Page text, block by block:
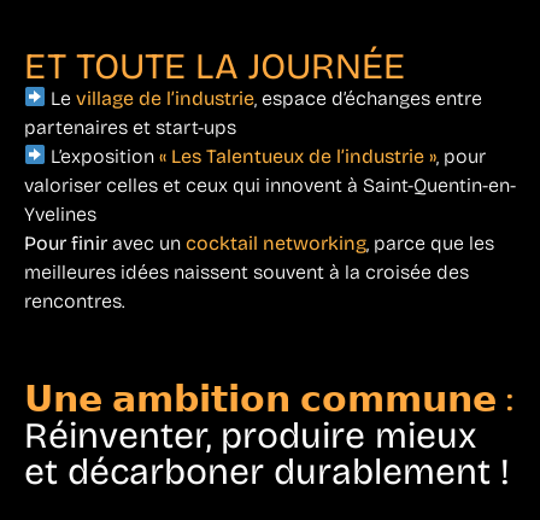
ET TOUTE LA JOURNÉE
Levillage de l’industrie , espace d’échanges entre
partenaires et start-ups
L’exposition« Les Talentueux de l’industrie » , pour
valoriser celles et ceux qui innovent à Saint-Quentin-en-
Yvelines
Pour finir avec un cocktail networking , parce que les
meilleures idées naissent souvent à la croisée des
rencontres.
𝗨𝗻𝗲 𝗮𝗺𝗯𝗶𝘁𝗶𝗼𝗻 𝗰𝗼𝗺𝗺𝘂𝗻𝗲 :
Réinventer, produire mieux
et décarboner durablement !